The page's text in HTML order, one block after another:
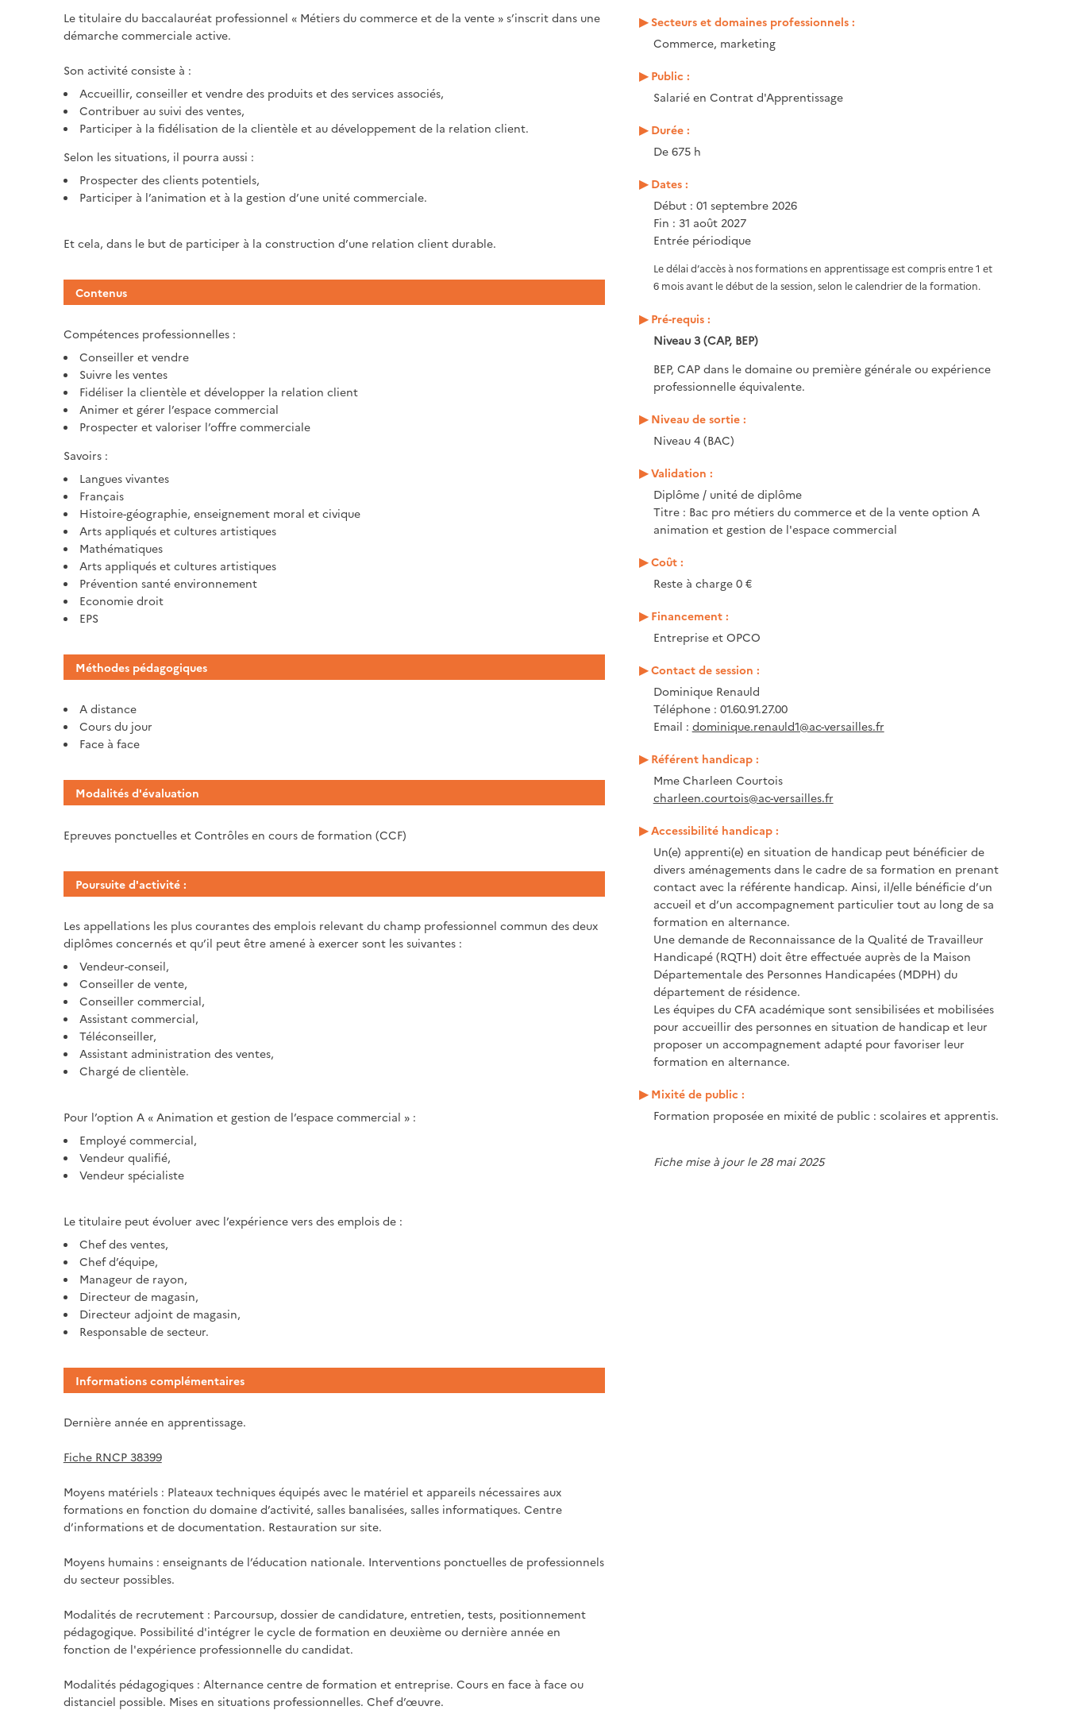
Le titulaire du baccalauréat professionnel « Métiers du commerce et de la vente » s’inscrit dans une
démarche commerciale active.
Son activité consiste à :
Accueillir, conseiller et vendre des produits et des services associés,
Contribuer au suivi des ventes,
Participer à la fidélisation de la clientèle et au développement de la relation client.
Selon les situations, il pourra aussi :
Prospecter des clients potentiels,
Participer à l’animation et à la gestion d’une unité commerciale.
Et cela, dans le but de participer à la construction d’une relation client durable.
Contenus
Compétences professionnelles :
Conseiller et vendre
Suivre les ventes
Fidéliser la clientèle et développer la relation client
Animer et gérer l’espace commercial
Prospecter et valoriser l’offre commerciale
Savoirs :
Langues vivantes
Français
Histoire-géographie, enseignement moral et civique
Arts appliqués et cultures artistiques
Mathématiques
Arts appliqués et cultures artistiques
Prévention santé environnement
Economie droit
EPS
Méthodes pédagogiques
A distance
Cours du jour
Face à face
Modalités d'évaluation
Epreuves ponctuelles et Contrôles en cours de formation (CCF)
Poursuite d'activité :
Les appellations les plus courantes des emplois relevant du champ professionnel commun des deux
diplômes concernés et qu’il peut être amené à exercer sont les suivantes :
Vendeur-conseil,
Conseiller de vente,
Conseiller commercial,
Assistant commercial,
Téléconseiller,
Assistant administration des ventes,
Chargé de clientèle.
Pour l’option A « Animation et gestion de l’espace commercial » :
Employé commercial,
Vendeur qualifié,
Vendeur spécialiste
Le titulaire peut évoluer avec l’expérience vers des emplois de :
Chef des ventes,
Chef d’équipe,
Manageur de rayon,
Directeur de magasin,
Directeur adjoint de magasin,
Responsable de secteur.
Informations complémentaires
Dernière année en apprentissage.
Fiche RNCP 38399
Moyens matériels : Plateaux techniques équipés avec le matériel et appareils nécessaires aux
formations en fonction du domaine d’activité, salles banalisées, salles informatiques. Centre
d’informations et de documentation. Restauration sur site.
Moyens humains : enseignants de l’éducation nationale. Interventions ponctuelles de professionnels
du secteur possibles.
Modalités de recrutement : Parcoursup, dossier de candidature, entretien, tests, positionnement
pédagogique. Possibilité d'intégrer le cycle de formation en deuxième ou dernière année en
fonction de l'expérience professionnelle du candidat.
Modalités pédagogiques : Alternance centre de formation et entreprise. Cours en face à face ou
distanciel possible. Mises en situations professionnelles. Chef d’œuvre.
Secteurs et domaines professionnels :
Commerce, marketing
Public :
Salarié en Contrat d'Apprentissage
Durée :
De 675 h
Dates :
Début : 01 septembre 2026
Fin : 31 août 2027
Entrée périodique
Le délai d’accès à nos formations en apprentissage est compris entre 1 et
6 mois avant le début de la session, selon le calendrier de la formation.
Pré-requis :
Niveau 3 (CAP, BEP)
BEP, CAP dans le domaine ou première générale ou expérience
professionnelle équivalente.
Niveau de sortie :
Niveau 4 (BAC)
Validation :
Diplôme / unité de diplôme
Titre : Bac pro métiers du commerce et de la vente option A
animation et gestion de l'espace commercial
Coût :
Reste à charge 0 €
Financement :
Entreprise et OPCO
Contact de session :
Dominique Renauld
Téléphone : 01.60.91.27.00
Email : dominique.renauld1@ac-versailles.fr
Référent handicap :
Mme Charleen Courtois
charleen.courtois@ac-versailles.fr
Accessibilité handicap :
Un(e) apprenti(e) en situation de handicap peut bénéficier de
divers aménagements dans le cadre de sa formation en prenant
contact avec la référente handicap. Ainsi, il/elle bénéficie d’un
accueil et d’un accompagnement particulier tout au long de sa
formation en alternance.
Une demande de Reconnaissance de la Qualité de Travailleur
Handicapé (RQTH) doit être effectuée auprès de la Maison
Départementale des Personnes Handicapées (MDPH) du
département de résidence.
Les équipes du CFA académique sont sensibilisées et mobilisées
pour accueillir des personnes en situation de handicap et leur
proposer un accompagnement adapté pour favoriser leur
formation en alternance.
Mixité de public :
Formation proposée en mixité de public : scolaires et apprentis.
Fiche mise à jour le 28 mai 2025